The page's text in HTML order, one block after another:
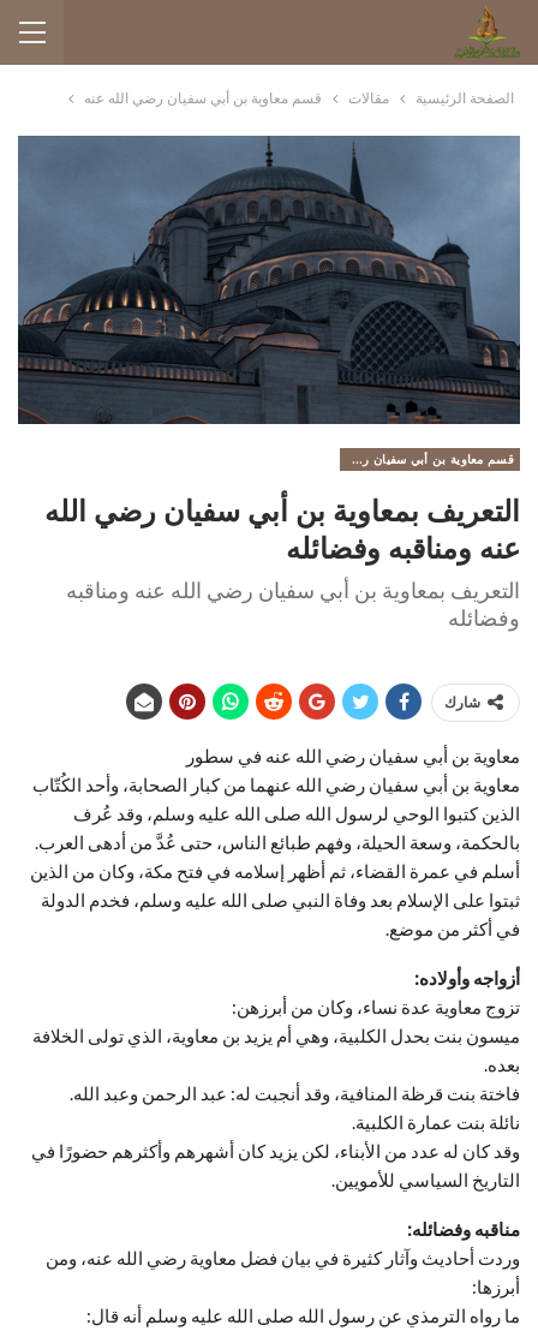
الصفحة الرئيسية مقالات قسم معاوية بن أبي سفيان رضي الله عنه
قسم معاوية بن أبي سفيان رضي الله عنه
التعريف بمعاوية بن أبي سفيان رضي الله
عنه ومناقبه وفضائله
التعريف بمعاوية بن أبي سفيان رضي الله عنه ومناقبه
وفضائله
شارك
معاوية بن أبي سفيان رضي الله عنه في سطور
معاوية بن أبي سفيان رضي الله عنهما من كبار الصحابة، وأحد الكُتّاب
الذين كتبوا الوحي لرسول الله صلى الله عليه وسلم، وقد عُرف
بالحكمة، وسعة الحيلة، وفهم طبائع الناس، حتى عُدَّ من أدهى العرب.
أسلم في عمرة القضاء، ثم أظهر إسلامه في فتح مكة، وكان من الذين
ثبتوا على الإسلام بعد وفاة النبي صلى الله عليه وسلم، فخدم الدولة
في أكثر من موضع.
أزواجه وأولاده:
تزوج معاوية عدة نساء، وكان من أبرزهن:
ميسون بنت بحدل الكلبية، وهي أم يزيد بن معاوية، الذي تولى الخلافة
بعده.
فاختة بنت قرظة المنافية، وقد أنجبت له: عبد الرحمن وعبد الله.
نائلة بنت عمارة الكلبية.
وقد كان له عدد من الأبناء، لكن يزيد كان أشهرهم وأكثرهم حضورًا في
التاريخ السياسي للأمويين.
مناقبه وفضائله:
وردت أحاديث وآثار كثيرة في بيان فضل معاوية رضي الله عنه، ومن
أبرزها:
ما رواه الترمذي عن رسول الله صلى الله عليه وسلم أنه قال: